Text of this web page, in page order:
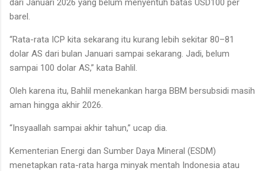
barel.
“Rata-rata ICP kita sekarang itu kurang lebih sekitar 80–81
dolar AS dari bulan Januari sampai sekarang. Jadi, belum
sampai 100 dolar AS,” kata Bahlil.
Oleh karena itu, Bahlil menekankan harga BBM bersubsidi masih
aman hingga akhir 2026.
“Insyaallah sampai akhir tahun,” ucap dia.
Kementerian Energi dan Sumber Daya Mineral (ESDM)
menetapkan rata-rata harga minyak mentah Indonesia atau